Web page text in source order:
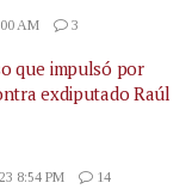
AM
3
que impulsó por
exdiputado Raúl
8:54 PM
14